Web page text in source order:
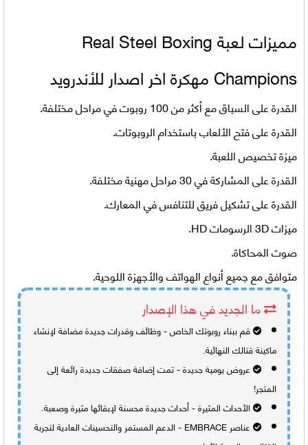
مميزات لعبة Real Steel Boxing
Champions مهكرة اخر اصدار للأندرويد
القدرة على السباق مع أكثر من 100 روبوت في مراحل مختلفة.
القدرة على فتح الألعاب باستخدام الروبوتات.
ميزة تخصيص اللعبة.
القدرة على المشاركة في 30 مراحل مهنية مختلفة.
القدرة على تشكيل فريق للتنافس في المعارك.
ميزات 3D الرسومات HD.
صوت المحاكاة.
متوافق مع جميع أنواع الهواتف والأجهزة اللوحية.
ما الجديد في هذا الإصدار
قم ببناء روبوتك الخاص - وظائف وقدرات جديدة مضافة لإنشاء
ماكينة قتالك النهائية.
عروض يومية جديدة - تمت إضافة صفقات جديدة رائعة إلى
المتجر!
الأحداث المثيرة - أحداث جديدة محسنة لإبقائها مثيرة وصعبة.
عناصر EMBRACE - الدعم المستمر والتحسينات العادية لتجربة